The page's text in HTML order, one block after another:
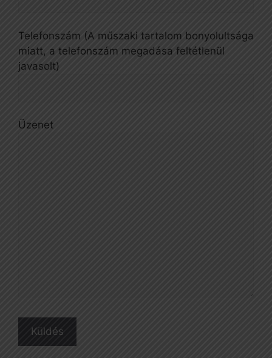
Telefonszám (A műszaki tartalom bonyolultsága
miatt, a telefonszám megadása feltétlenül
javasolt)
Üzenet